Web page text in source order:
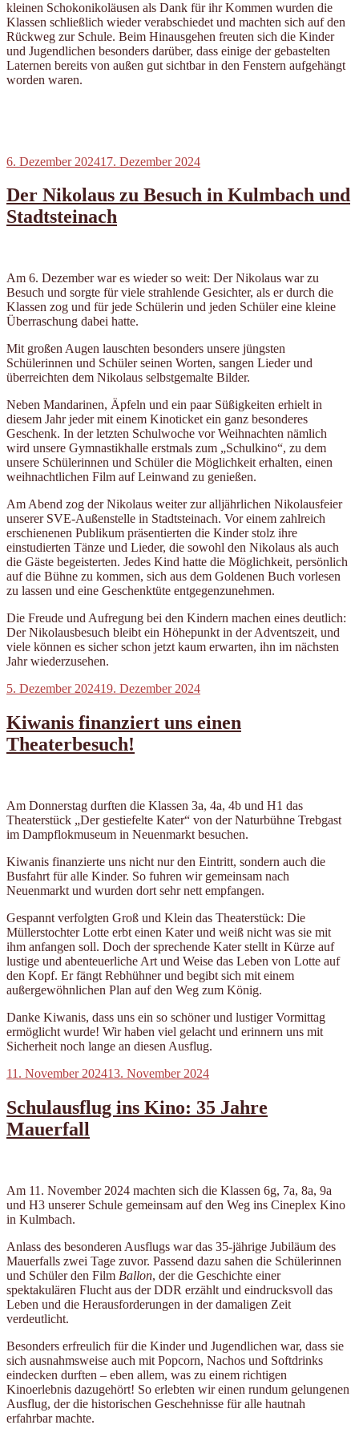
kleinen Schokonikoläusen als Dank für ihr Kommen wurden die
Klassen schließlich wieder verabschiedet und machten sich auf den
Rückweg zur Schule. Beim Hinausgehen freuten sich die Kinder
und Jugendlichen besonders darüber, dass einige der gebastelten
Laternen bereits von außen gut sichtbar in den Fenstern aufgehängt
worden waren.
Veröffentlicht
6. Dezember 202417. Dezember 2024
Der Nikolaus zu Besuch in Kulmbach und
Stadtsteinach
Am 6. Dezember war es wieder so weit: Der Nikolaus war zu
Besuch und sorgte für viele strahlende Gesichter, als er durch die
Klassen zog und für jede Schülerin und jeden Schüler eine kleine
Überraschung dabei hatte.
Mit großen Augen lauschten besonders unsere jüngsten
Schülerinnen und Schüler seinen Worten, sangen Lieder und
überreichten dem Nikolaus selbstgemalte Bilder.
Neben Mandarinen, Äpfeln und ein paar Süßigkeiten erhielt in
diesem Jahr jeder mit einem Kinoticket ein ganz besonderes
Geschenk. In der letzten Schulwoche vor Weihnachten nämlich
wird unsere Gymnastikhalle erstmals zum „Schulkino“, zu dem
unsere Schülerinnen und Schüler die Möglichkeit erhalten, einen
weihnachtlichen Film auf Leinwand zu genießen.
Am Abend zog der Nikolaus weiter zur alljährlichen Nikolausfeier
unserer SVE-Außenstelle in Stadtsteinach. Vor einem zahlreich
erschienenen Publikum präsentierten die Kinder stolz ihre
einstudierten Tänze und Lieder, die sowohl den Nikolaus als auch
die Gäste begeisterten. Jedes Kind hatte die Möglichkeit, persönlich
auf die Bühne zu kommen, sich aus dem Goldenen Buch vorlesen
zu lassen und eine Geschenktüte entgegenzunehmen.
Die Freude und Aufregung bei den Kindern machen eines deutlich:
Der Nikolausbesuch bleibt ein Höhepunkt in der Adventszeit, und
viele können es sicher schon jetzt kaum erwarten, ihn im nächsten
Jahr wiederzusehen.
Veröffentlicht
5. Dezember 202419. Dezember 2024
Kiwanis finanziert uns einen
Theaterbesuch!
Am Donnerstag durften die Klassen 3a, 4a, 4b und H1 das
Theaterstück „Der gestiefelte Kater“ von der Naturbühne Trebgast
im Dampflokmuseum in Neuenmarkt besuchen.
Kiwanis finanzierte uns nicht nur den Eintritt, sondern auch die
Busfahrt für alle Kinder. So fuhren wir gemeinsam nach
Neuenmarkt und wurden dort sehr nett empfangen.
Gespannt verfolgten Groß und Klein das Theaterstück: Die
Müllerstochter Lotte erbt einen Kater und weiß nicht was sie mit
ihm anfangen soll. Doch der sprechende Kater stellt in Kürze auf
lustige und abenteuerliche Art und Weise das Leben von Lotte auf
den Kopf. Er fängt Rebhühner und begibt sich mit einem
außergewöhnlichen Plan auf den Weg zum König.
Danke Kiwanis, dass uns ein so schöner und lustiger Vormittag
ermöglicht wurde! Wir haben viel gelacht und erinnern uns mit
Sicherheit noch lange an diesen Ausflug.
Veröffentlicht
11. November 202413. November 2024
Schulausflug ins Kino: 35 Jahre
Mauerfall
Am 11. November 2024 machten sich die Klassen 6g, 7a, 8a, 9a
und H3 unserer Schule gemeinsam auf den Weg ins Cineplex Kino
in Kulmbach.
Anlass des besonderen Ausflugs war das 35-jährige Jubiläum des
Mauerfalls zwei Tage zuvor. Passend dazu sahen die Schülerinnen
und Schüler den Film Ballon, der die Geschichte einer
spektakulären Flucht aus der DDR erzählt und eindrucksvoll das
Leben und die Herausforderungen in der damaligen Zeit
verdeutlicht.
Besonders erfreulich für die Kinder und Jugendlichen war, dass sie
sich ausnahmsweise auch mit Popcorn, Nachos und Softdrinks
eindecken durften – eben allem, was zu einem richtigen
Kinoerlebnis dazugehört! So erlebten wir einen rundum gelungenen
Ausflug, der die historischen Geschehnisse für alle hautnah
erfahrbar machte.